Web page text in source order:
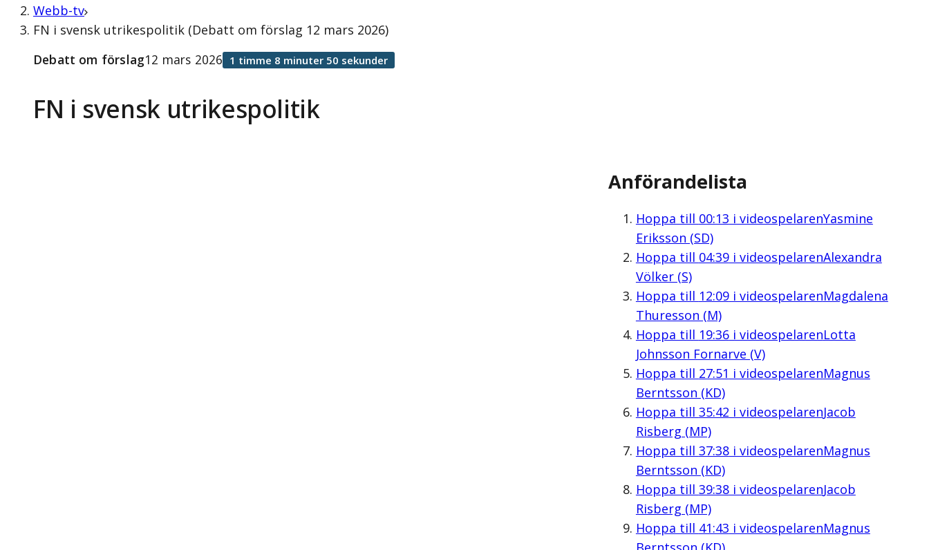
Webb-tv
FN i svensk utrikespolitik (Debatt om förslag 12 mars 2026)
FN i svensk utrikespolitik
Debatt om förslag12 mars 2026 1 timme 8 minuter 50 sekunder
Anförandelista
Hoppa till 00:13 i videospelarenYasmine
Eriksson (SD)
Hoppa till 04:39i videospelarenAlexandra
Völker (S)
Hoppa till 12:09i videospelarenMagdalena
Thuresson (M)
Hoppa till 19:36i videospelarenLotta
Johnsson Fornarve (V)
Hoppa till 27:51 i videospelarenMagnus
Berntsson (KD)
Hoppa till 35:42 i videospelarenJacob
Risberg (MP)
Hoppa till 37:38i videospelarenMagnus
Berntsson (KD)
Hoppa till 39:38i videospelarenJacob
Risberg (MP)
Hoppa till 41:43 i videospelarenMagnus